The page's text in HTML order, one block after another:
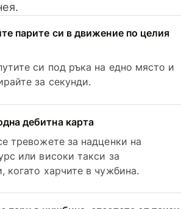
парите си в движение по целия
си под ръка на едно място и
за секунди.
дебитна карта
тревожете за надценки на
или високи такси за
когато харчите в чужбина.